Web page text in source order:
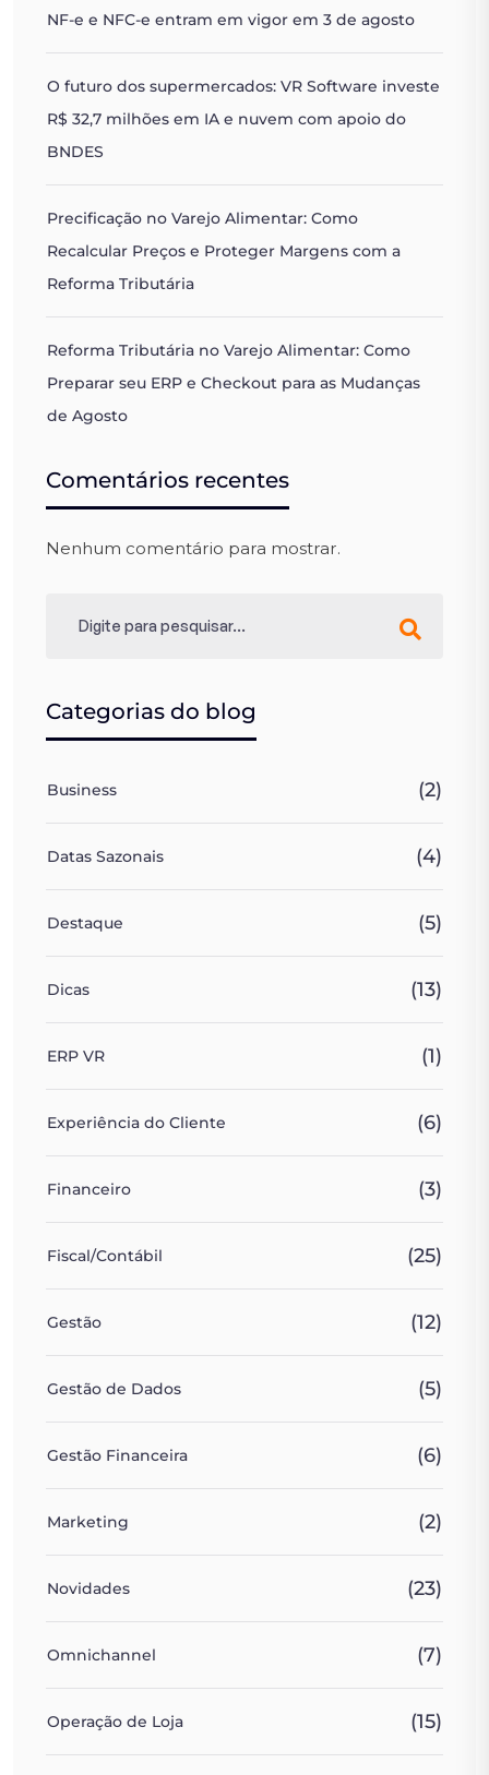
NF-e e NFC-e entram em vigor em 3 de agosto
O futuro dos supermercados: VR Software investe
R$ 32,7 milhões em IA e nuvem com apoio do
BNDES
Precificação no Varejo Alimentar: Como
Recalcular Preços e Proteger Margens com a
Reforma Tributária
Reforma Tributária no Varejo Alimentar: Como
Preparar seu ERP e Checkout para as Mudanças
de Agosto
Comentários recentes
Nenhum comentário para mostrar.
Categorias do blog
Business (2)
Datas Sazonais (4)
Destaque (5)
Dicas (13)
ERP VR (1)
Experiência do Cliente (6)
Financeiro (3)
Fiscal/Contábil (25)
Gestão (12)
Gestão de Dados (5)
Gestão Financeira (6)
Marketing (2)
Novidades (23)
Omnichannel (7)
Operação de Loja (15)